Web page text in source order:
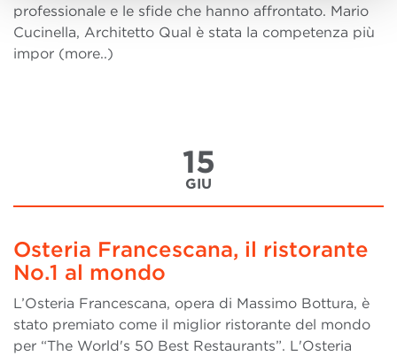
professionale e le sfide che hanno affrontato. Mario
Cucinella, Architetto Qual è stata la competenza più
impor (more..)
15
GIU
Osteria Francescana, il ristorante
No.1 al mondo
L’Osteria Francescana, opera di Massimo Bottura, è
stato premiato come il miglior ristorante del mondo
per “The World's 50 Best Restaurants”. L'Osteria